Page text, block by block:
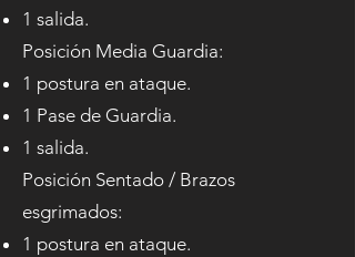
1 salida.
Posición Media Guardia:
1 postura en ataque.
1 Pase de Guardia.
1 salida.
Posición Sentado / Brazos
esgrimados:
1 postura en ataque.